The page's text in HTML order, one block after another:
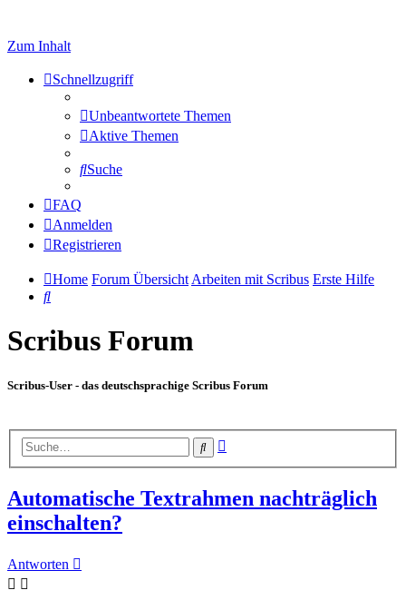
Zum Inhalt
Schnellzugriff
Unbeantwortete Themen
Aktive Themen
Suche
FAQ
Anmelden
Registrieren
Home Forum Übersicht Arbeiten mit Scribus Erste Hilfe
Suche
Scribus Forum
Scribus-User - das deutschsprachige Scribus Forum
Suche
Automatische Textrahmen nachträglich
einschalten?
Antworten